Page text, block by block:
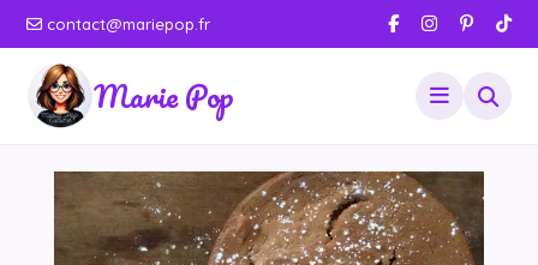
contact@mariepop.fr
Marie Pop